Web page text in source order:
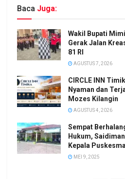
Baca Juga:
Wakil Bupati
Gerak Jalan
81 RI
AGUSTUS 7, 2026
CIRCLE INN
Nyaman dan
Mozes Kilangin
AGUSTUS 4, 2026
Sempat
Hukum,
Kepala
MEI 9, 2025